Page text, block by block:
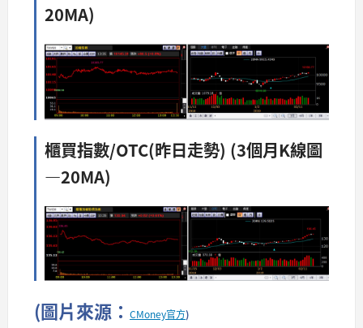
20MA)​
櫃買指數/OTC(昨日走勢) (3個月K線圖
—20MA)
(圖片來源： CMoney官方)